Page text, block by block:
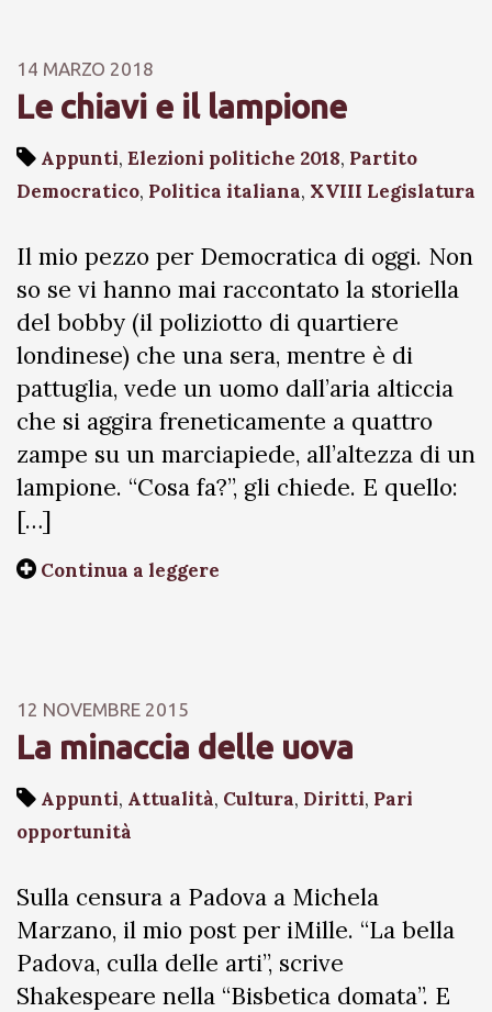
14 MARZO 2018
Le chiavi e il lampione
Appunti, Elezioni politiche 2018, Partito
Democratico, Politica italiana, XVIII Legislatura
Il mio pezzo per Democratica di oggi. Non
so se vi hanno mai raccontato la storiella
del bobby (il poliziotto di quartiere
londinese) che una sera, mentre è di
pattuglia, vede un uomo dall’aria alticcia
che si aggira freneticamente a quattro
zampe su un marciapiede, all’altezza di un
lampione. “Cosa fa?”, gli chiede. E quello:
[…]
Continua a leggere
12 NOVEMBRE 2015
La minaccia delle uova
Appunti, Attualità, Cultura, Diritti, Pari
opportunità
Sulla censura a Padova a Michela
Marzano, il mio post per iMille. “La bella
Padova, culla delle arti”, scrive
Shakespeare nella “Bisbetica domata”. E